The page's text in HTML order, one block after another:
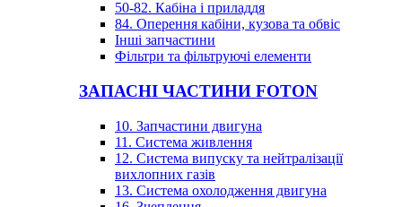
50-82. Кабіна і приладдя
84. Оперення кабіни, кузова та обвіс
Інші запчастини
Фільтри та фільтруючі елементи
ЗАПАСНІ ЧАСТИНИ FOTON
10. Запчастини двигуна
11. Система живлення
12. Система випуску та нейтралізації
вихлопних газів
13. Система охолодження двигуна